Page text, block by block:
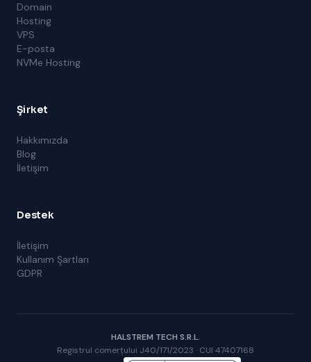
Domain
Hosting
VPS
E-posta
NVMe Hosting
Şirket
Hakkımızda
Blog
İletişim
Destek
İletişim
Kullanım Şartları
GDPR
HALSTREM TECH S.R.L.
Registrul comerțului J40/171/2023 · CUI 47407168